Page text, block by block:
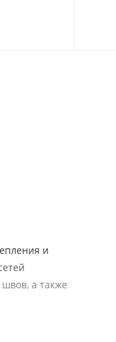
и
а также